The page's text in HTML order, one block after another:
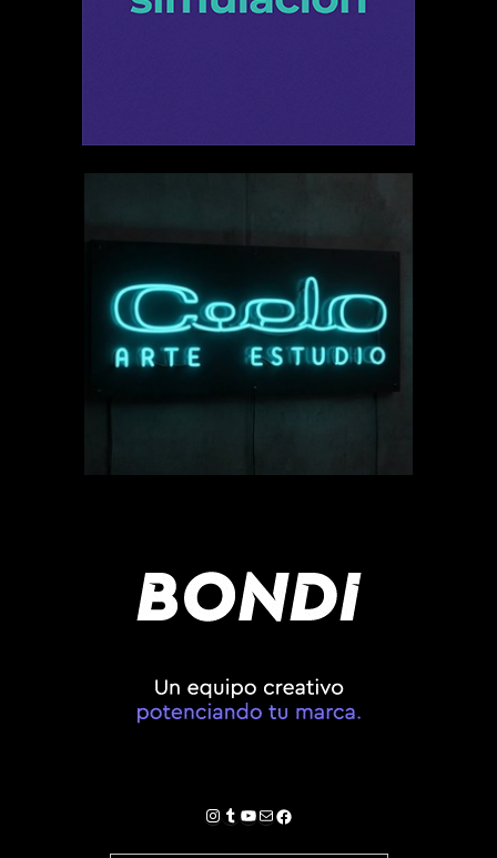
Instagram
Tumblr
YouTube
Correo electrónico
Facebook